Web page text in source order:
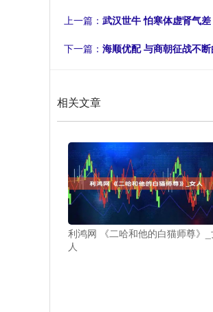
上一篇： 武汉世牛 怕寒体虚肾气
下一篇： 海顺优配 与商朝征战不
相关文章
利鸿网 《二哈和他的白猫师尊》
人